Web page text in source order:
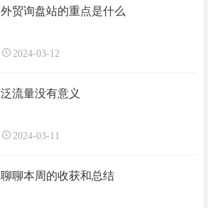
外贸询盘站的重点是什么
2024-03-12
泛流量没有意义
2024-03-11
聊聊本周的收获和总结